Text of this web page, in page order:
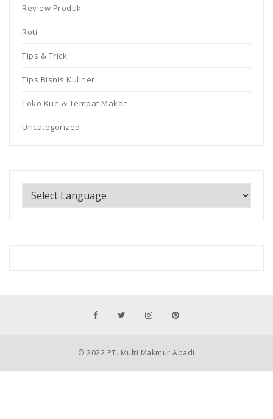
Review Produk
Roti
Tips & Trick
Tips Bisnis Kuliner
Toko Kue & Tempat Makan
Uncategorized
© 2022 PT. Multi Makmur Abadi